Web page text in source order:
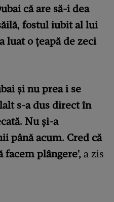
că are să-i dea
fostul iubit al lui
luat o țeapă de zeci
și nu prea i se
s-a dus direct în
Nu și-a
până acum. Cred că
facem plângere', a zis